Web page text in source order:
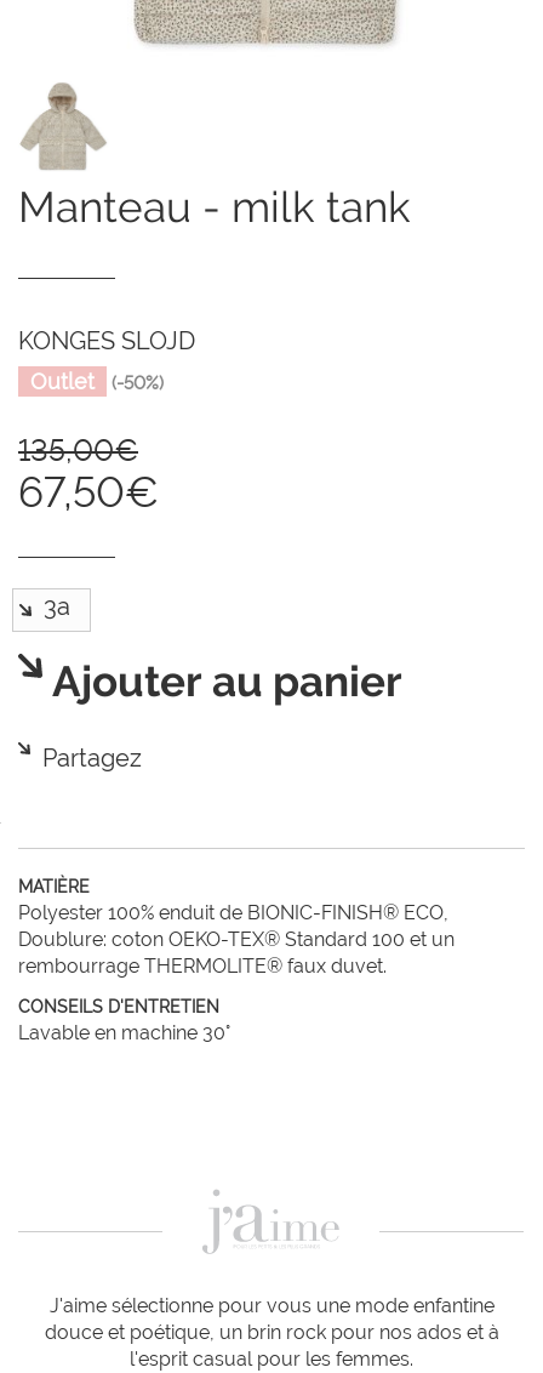
manteau - milk tank
KONGES SLOJD
Outlet (-50%)
135,00€
67,50€
Ajouter au panier
Partagez
MATIÈRE
Polyester 100% enduit de BIONIC-FINISH® ECO,
Doublure: coton OEKO-TEX® Standard 100 et un
rembourrage THERMOLITE® faux duvet.
CONSEILS D'ENTRETIEN
Lavable en machine 30°
J'aime sélectionne pour vous une mode enfantine
douce et poétique, un brin rock pour nos ados et à
l'esprit casual pour les femmes.